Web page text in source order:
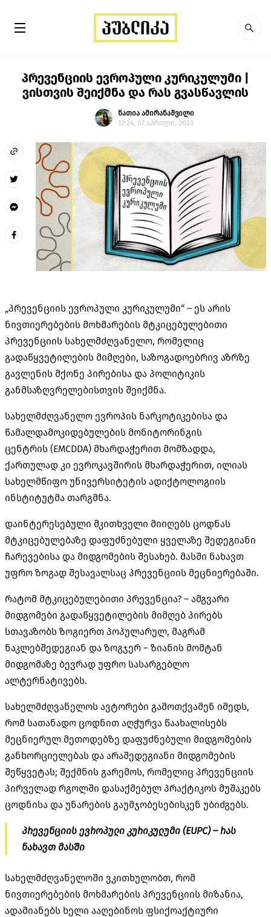
პრევენციის ევროპული კურიკულუმი |
ვისთვის შეიქმნა და რას გვასწავლის
ნათია ამირანაშვილი
12:24, 07 აპრილი, 2023
„პრევენციის ევროპული კურიკულუმი“ – ეს არის
ნივთიერებების მოხმარების მტკიცებულებითი
პრევენციის სახელმძღვანელო, რომელიც
გადაწყვეტილების მიმღები, საზოგადოებრივ აზრზე
გავლენის მქონე პირებისა და პოლიტიკის
განმსაზღვრელებისთვის შეიქმნა.
სახელმძღვანელო ევროპის ნარკოტიკებისა და
წამალდამოკიდებულების მონიტორინგის
ცენტრის (EMCDDA) მხარდაჭერით მომზადდა,
ქართულად კი ევროკავშირის მხარდაჭერით, ილიას
სახელმწიფო უნივერსიტეტის ადიქტოლოგიის
ინსტიტუტმა თარგმნა.
დაინტერესებული მკითხველი მიიღებს ცოდნას
მტკიცებულებაზე დაფუძნებული ყველაზე შედეგიანი
ჩარევებისა და მიდგომების შესახებ. მასში ნახავთ
უფრო ზოგად შესავალსაც პრევენციის მეცნიერებაში.
რატომ მტკიცებულებითი პრევენცია? – ამგვარი
მიდგომები გადაწყვეტილების მიმღებ პირებს
სთავაზობს ზოგიერთ პოპულარულ, მაგრამ
ნაკლებშედეგიან და ზოგჯერ − ზიანის მომტან
მიდგომაზე ბევრად უფრო სასარგებლო
ალტერნატივებს.
სახელმძღვანელოს ავტორები გამოთქვამენ იმედს,
რომ სათანადო ცოდნით აღჭურვა წაახალისებს
მეცნიერულ მეთოდებზე დაფუძნებული მიდგომების
განხორციელებას და არაშედეგიანი მიდგომების
შეწყვეტას; შექმნის გარემოს, რომელიც პრევენციის
პირველად რგოლში დასაქმებულ პრაქტიკოს მუშაკებს
ცოდნისა და უნარების გაუმჯობესებისკენ უბიძგებს.
პრევენციის ევროპული კურიკულუმი (EUPC) – რას
ნახავთ მასში
სახელმძღვანელოში ვკითხულობთ, რომ
ნივთიერებების მოხმარების პრევენციის მიზანია,
ადამიანებს ხელი ააღებინოს ფსიქოაქტიური